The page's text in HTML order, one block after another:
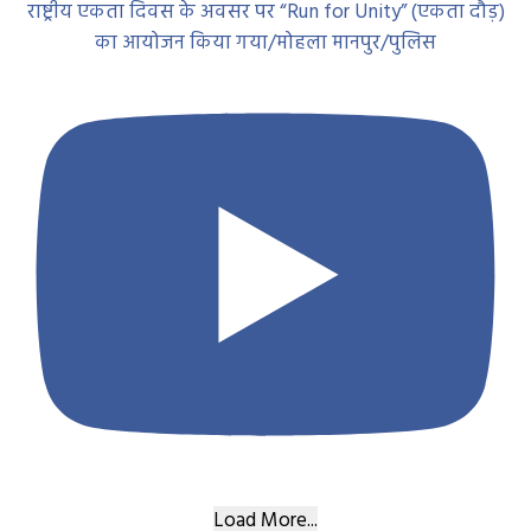
राष्ट्रीय एकता दिवस के अवसर पर “Run for Unity” (एकता दौड़)
का आयोजन किया गया/मोहला मानपुर/पुलिस
Load More...